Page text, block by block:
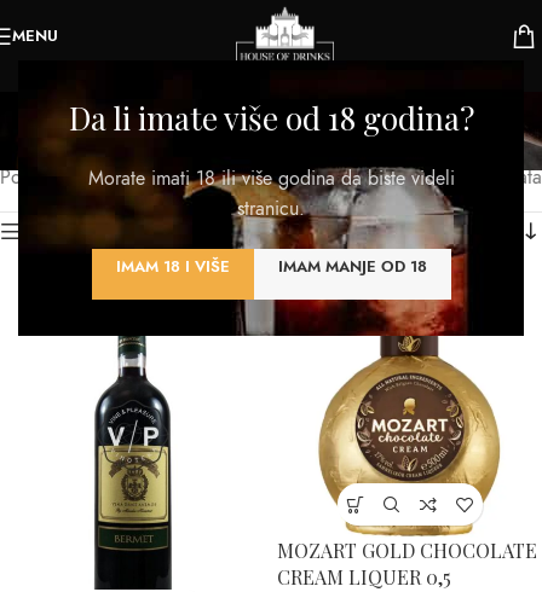
Da li imate više od 18 godina?
Morate imati 18 ili više godina da biste videli
stranicu.
IMAM 18 I VIŠE IMAM MANJE OD 18
MENU
0,5l
Početna
Proizvod Zapremina/0,5l
Prikazano je svih 9 rezultata
Kategorije proizvoda
MOZART GOLD CHOCOLATE
CREAM LIQUER 0,5